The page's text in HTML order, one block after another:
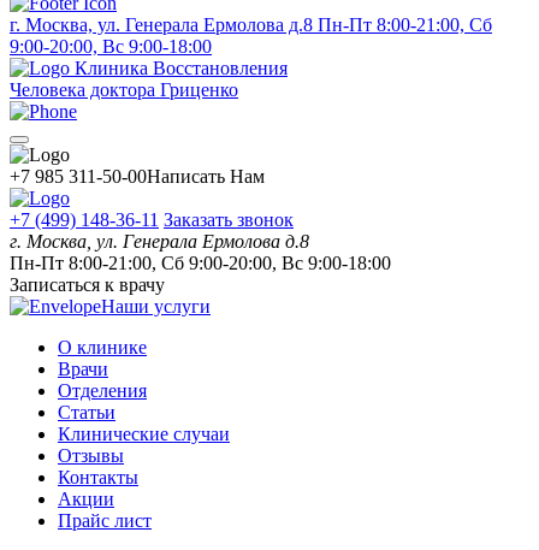
г. Москва, ул. Генерала Ермолова д.8 Пн-Пт 8:00-21:00, Сб
9:00-20:00, Вс 9:00-18:00
Клиника Восстановления
Человека доктора Гриценко
+7 985 311-50-00Написать Нам
+7 (499) 148-36-11 Заказать звонок
г. Москва, ул. Генерала Ермолова д.8
Пн-Пт 8:00-21:00, Сб 9:00-20:00, Вс 9:00-18:00
Записаться к врачу
Наши услуги
О клинике
Врачи
Отделения
Статьи
Клинические случаи
Отзывы
Контакты
Акции
Прайс лист